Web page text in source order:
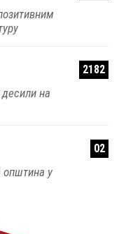
2182
десили на
02
општина у